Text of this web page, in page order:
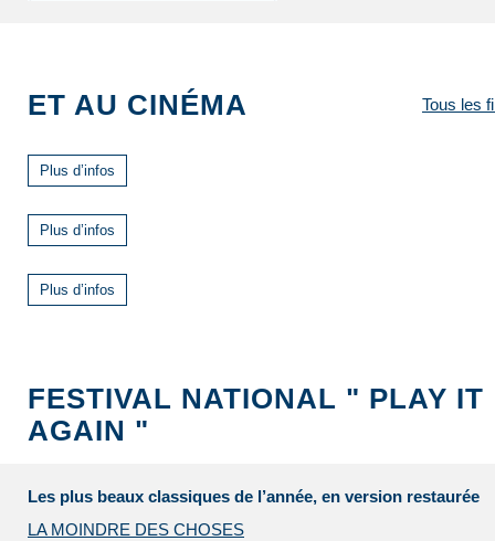
ET AU CINÉMA Tous les
Plus d’infos
Plus d’infos
Plus d’infos
FESTIVAL NATIONAL " PLAY IT
AGAIN "
Les plus beaux classiques de l’année, en version restaurée
LA MOINDRE DES CHOSES